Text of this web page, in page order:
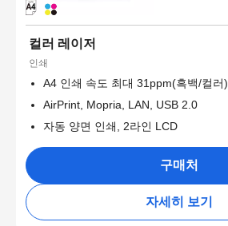
컬러 레이저
인쇄
A4 인쇄 속도 최대 31ppm(흑백/컬러)
AirPrint, Mopria, LAN, USB 2.0
자동 양면 인쇄, 2라인 LCD
구매처
자세히 보기